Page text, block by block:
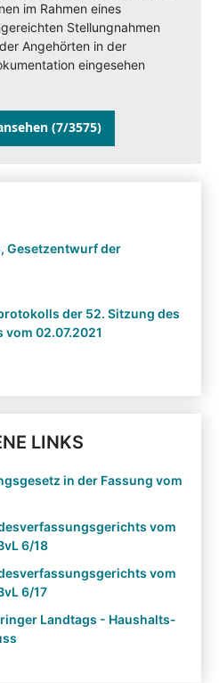
im Rahmen eines
Stellungnahmen
Angehörten in der
eingesehen
(7/3575)
Gesetzentwurf der
der 52. Sitzung des
02.07.2021
LINKS
in der Fassung vom
vom
6/18
vom
6/17
Landtags - Haushalts-